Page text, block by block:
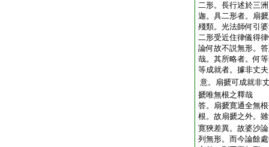
二形。長行述於三
迦。具二形者。扇
殘類。光法師何引
二形受近住律儀得
論何故不説無形。
哉。其所略者。何
等成就者。據非丈
意。扇搋可成就非
搋唯無根之釋哉
答。扇搋寛通全無
根。故扇搋之外。
寛狹差異。故婆沙
列無形。而今論餘